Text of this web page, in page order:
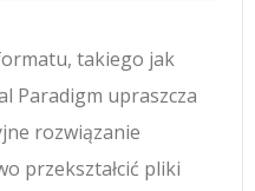
takiego jak
Paradigm upraszcza
rozwiązanie
przekształcić pliki